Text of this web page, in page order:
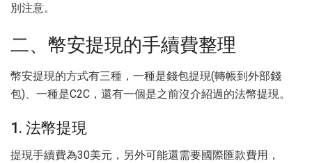
別注意。
二、幣安提現的手續費整理
幣安提現的方式有三種，一種是錢包提現(轉帳到外部錢
包)、一種是C2C，還有一個是之前沒介紹過的法幣提現。
1. 法幣提現
提現手續費為30美元，另外可能還需要國際匯款費用，